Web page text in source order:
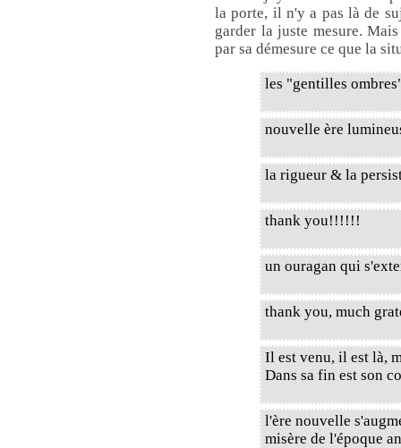
la porte, il n'y a pas là de
garder la juste mesure.
par sa démesure ce que la
les "gentilles
nouvelle ère
la rigueur & la
thank you!!!!!!
un ouragan qui
thank you, much
Il est venu, il est là,
Dans sa fin est son
l'ère nouvelle
misère de l'époque